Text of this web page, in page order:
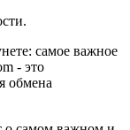
самое важное
- это
обмена